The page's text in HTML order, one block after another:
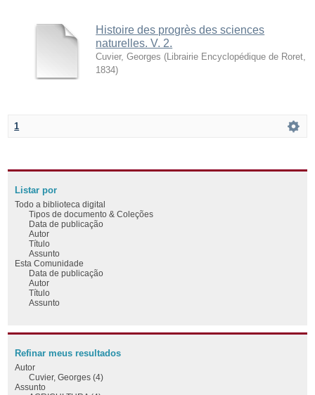
Histoire des progrès des sciences
naturelles. V. 2.
Cuvier, Georges ( Librairie Encyclopédique de Roret
1834)
1
Listar por
Todo a biblioteca digital
Tipos de documento & Coleções
Data de publicação
Autor
Título
Assunto
Esta Comunidade
Data de publicação
Autor
Título
Assunto
Refinar meus resultados
Autor
Cuvier, Georges (4)
Assunto